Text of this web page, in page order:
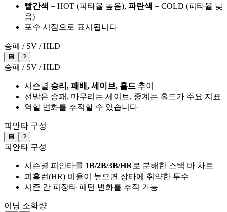
빨간색 = HOT (피타율 높음), 파란색 = COLD (피타율 낮
음)
포수 시점으로 표시됩니다
승패 / SV / HLD
💾 ?
승패 / SV / HLD
시즌별 승리, 패배, 세이브, 홀드 추이
선발은 승패, 마무리는 세이브, 중계는 홀드가 주요 지표
역할 변화를 추적할 수 있습니다
피안타 구성
💾 ?
피안타 구성
시즌별 피안타를 1B/2B/3B/HR로 분해한 스택 바 차트
피홈런(HR) 비율이 높으면 장타에 취약한 투수
시즌 간 피장타 패턴 변화를 추적 가능
이닝 소화량